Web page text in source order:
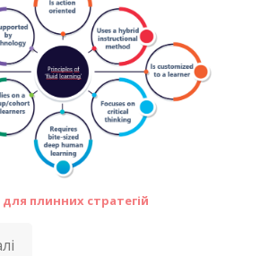
плинних стратегій